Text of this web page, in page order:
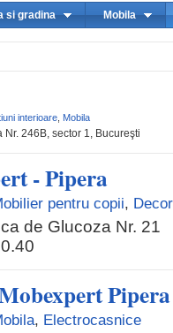
si gradina Mobila
interioare Mobila
246B, sector 1, Bucureşti
- Pipera
pentru copii,
de Glucoza Nr. 21
Pipera
, Electrocasnice